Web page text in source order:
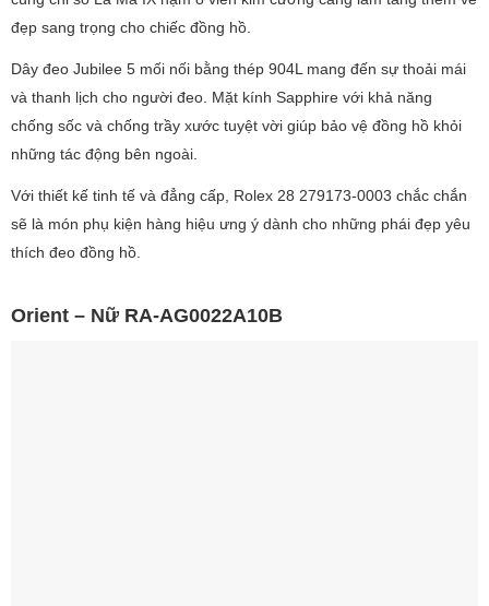
đẹp sang trọng cho chiếc đồng hồ.
Dây đeo Jubilee 5 mối nối bằng thép 904L mang đến sự thoải mái
và thanh lịch cho người đeo. Mặt kính Sapphire với khả năng
chống sốc và chống trầy xước tuyệt vời giúp bảo vệ đồng hồ khỏi
những tác động bên ngoài.
Với thiết kế tinh tế và đẳng cấp, Rolex 28 279173-0003 chắc chắn
sẽ là món phụ kiện hàng hiệu ưng ý dành cho những phái đẹp yêu
thích đeo đồng hồ.
Orient – Nữ RA-AG0022A10B